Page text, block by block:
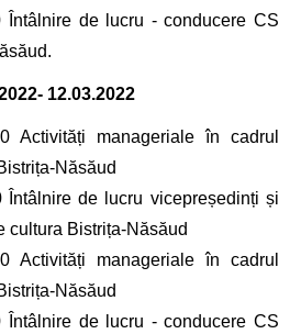
Întâlnire de lucru - conducere CS
12.03.2022
Activități manageriale în cadrul
Năsăud
Întâlnire de lucru vicepreședinți și
cultura Bistrița-Năsăud
Activități manageriale în cadrul
Năsăud
Întâlnire de lucru - conducere CS